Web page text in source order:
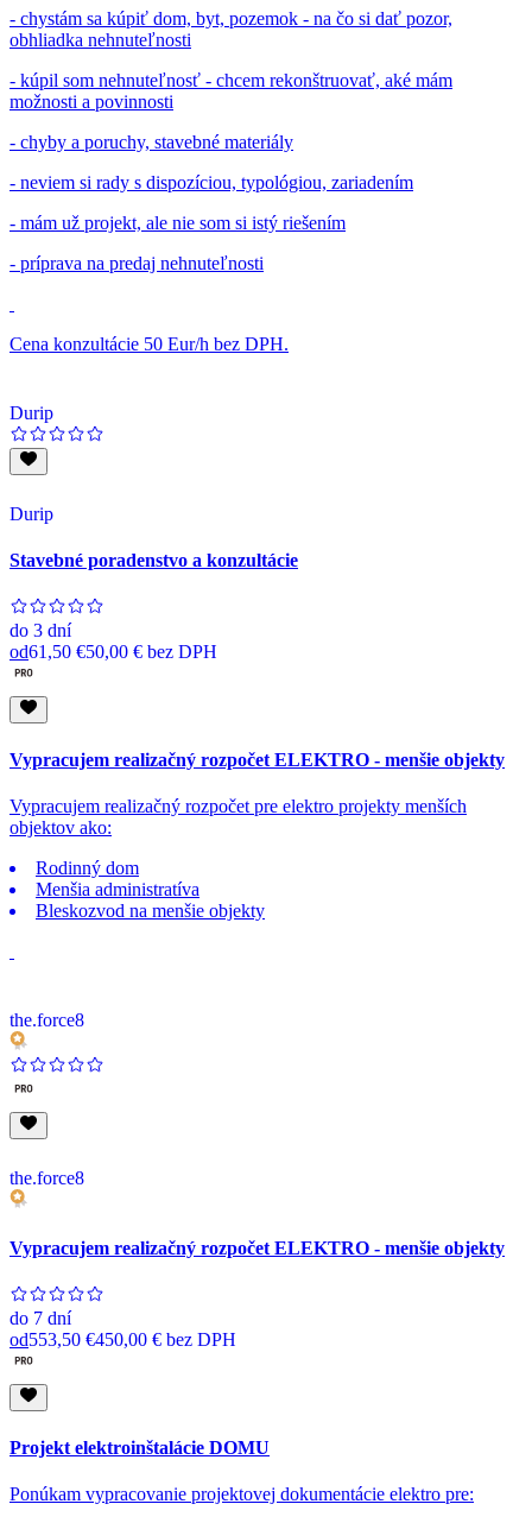
- chystám sa kúpiť dom, byt, pozemok - na čo si dať pozor,
obhliadka nehnuteľnosti
- kúpil som nehnuteľnosť - chcem rekonštruovať, aké mám
možnosti a povinnosti
- chyby a poruchy, stavebné materiály
- neviem si rady s dispozíciou, typológiou, zariadením
- mám už projekt, ale nie som si istý riešením
- príprava na predaj nehnuteľnosti
Cena konzultácie 50 Eur/h bez DPH.
Durip
Durip
Stavebné poradenstvo a konzultácie
do 3 dní
od61,50 €50,00 € bez DPH
Vypracujem realizačný rozpočet ELEKTRO - menšie objekty
Vypracujem realizačný rozpočet pre elektro projekty menších
objektov ako:
Rodinný dom
Menšia administratíva
Bleskozvod na menšie objekty
the.force8
the.force8
Vypracujem realizačný rozpočet ELEKTRO - menšie objekty
do 7 dní
od553,50 €450,00 € bez DPH
Projekt elektroinštalácie DOMU
Ponúkam vypracovanie projektovej dokumentácie elektro pre: